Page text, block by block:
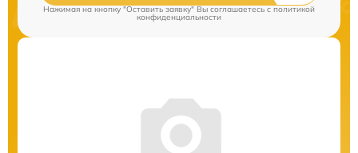
Нажимая на кнопку "Оставить заявку" Вы соглашаетесь c политикой
конфиденциальности